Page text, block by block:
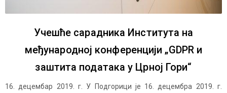
Учешће сарадника Института на
међународној конференцији „GDPR и
заштита података у Црној Гори“
16. децембар 2019. г. У Подгорици је 16. децембра 2019. г.